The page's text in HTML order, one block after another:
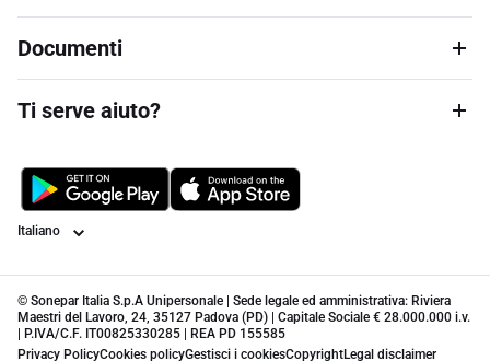
Documenti
Ti serve aiuto?
Lingua
© Sonepar Italia S.p.A Unipersonale | Sede legale ed amministrativa: Riviera
Maestri del Lavoro, 24, 35127 Padova (PD) | Capitale Sociale € 28.000.000 i.v.
| P.IVA/C.F. IT00825330285 | REA PD 155585
Privacy PolicyCookies policyGestisci i cookiesCopyrightLegal disclaimer